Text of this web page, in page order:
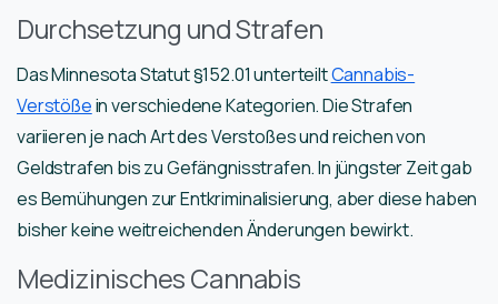
Durchsetzung und Strafen
Das Minnesota Statut §152.01 unterteiltCannabis-
Verstößein verschiedene Kategorien. Die Strafen
variieren je nach Art des Verstoßes und reichen von
Geldstrafen bis zu Gefängnisstrafen. In jüngster Zeit gab
es Bemühungen zur Entkriminalisierung, aber diese haben
bisher keine weitreichenden Änderungen bewirkt.
Medizinisches Cannabis